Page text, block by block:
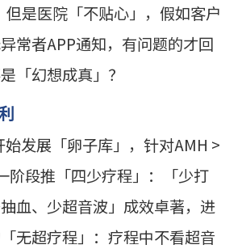
但是医院「不贴心」，假如客户
常者APP通知，有问题的才回
「幻想成真」？
始发展「卵子库」，针对AMH >
阶段推「四少疗程」：「少打
血、少超音波」成效卓著，进
无超疗程」：疗程中不看超音